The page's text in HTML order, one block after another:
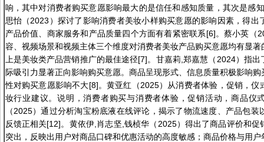
响，其中对消费者购买意愿影响最大的是信任和感知质量，其次是感
思怡（2023）探讨了影响消费者美妆小样购买意愿的影响因素，得出
产品价值、商家服务和产品质量四个方面有着紧密联系[6]。蔡小英（
容、视频场景和视频主体三个维度对消费者美妆产品购买意愿均有显
上是美妆类产品营销推广的最佳途径[7]。甘嘉莉,郑嘉慧（2024）指
际吸引力显著正向影响购买意愿。商品呈现形式、信息质量积极影响
性对购买意愿影响不大[8]。黄亚红（2025）从消费者体验，促销，仪
妆行业建议。说明，消费者购买与消费者体验，促销活动，商品仪
（2025）通过分析淘宝粉底液在线评论，揭示了物流速度、产品包
反馈正相关[12]。黄依伊,肖志坚,钱桢华（2025）得出了商品评价和
突出，反映出用户对商品口碑和优惠活动的高度敏感；商品价格与用